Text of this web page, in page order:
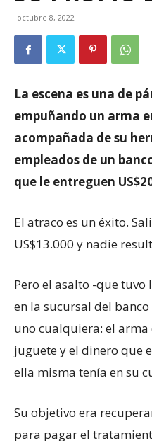
octubre 8, 2022
La escena es una de
empuñando un arma
acompañada de su
empleados de un
que le entreguen
El atraco es un éxito.
US$13.000 y nadie
Pero el asalto -que
en la sucursal del
uno cualquiera: el
juguete y el dinero que
ella misma tenía en su
Su objetivo era
para pagar el